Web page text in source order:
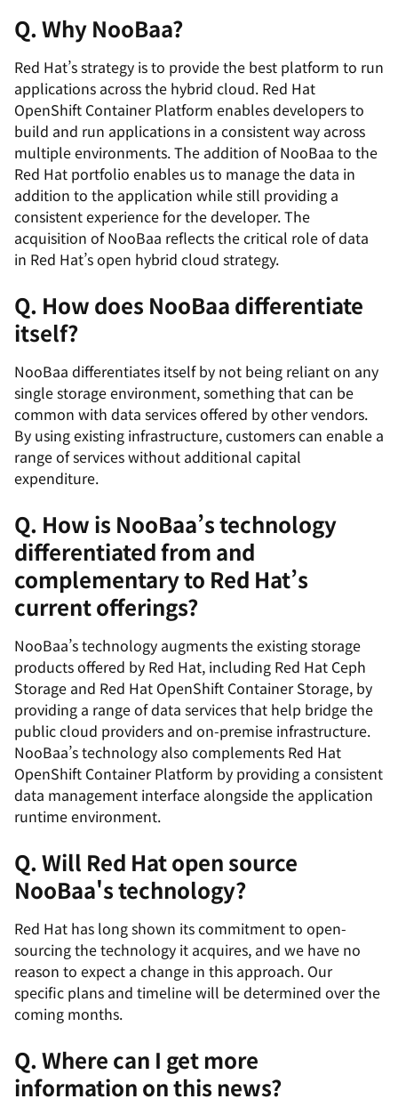
Q. Why NooBaa?
Red Hat’s strategy is to provide the best platform to run
applications across the hybrid cloud. Red Hat
OpenShift Container Platform enables developers to
build and run applications in a consistent way across
multiple environments. The addition of NooBaa to the
Red Hat portfolio enables us to manage the data in
addition to the application while still providing a
consistent experience for the developer. The
acquisition of NooBaa reflects the critical role of data
in Red Hat’s open hybrid cloud strategy.
Q. How does NooBaa differentiate
itself?
NooBaa differentiates itself by not being reliant on any
single storage environment, something that can be
common with data services offered by other vendors.
By using existing infrastructure, customers can enable a
range of services without additional capital
expenditure.
Q. How is NooBaa’s technology
differentiated from and
complementary to Red Hat’s
current offerings?
NooBaa’s technology augments the existing storage
products offered by Red Hat, including Red Hat Ceph
Storage and Red Hat OpenShift Container Storage, by
providing a range of data services that help bridge the
public cloud providers and on-premise infrastructure.
NooBaa’s technology also complements Red Hat
OpenShift Container Platform by providing a consistent
data management interface alongside the application
runtime environment.
Q. Will Red Hat open source
NooBaa's technology?
Red Hat has long shown its commitment to open-
sourcing the technology it acquires, and we have no
reason to expect a change in this approach. Our
specific plans and timeline will be determined over the
coming months.
Q. Where can I get more
information on this news?